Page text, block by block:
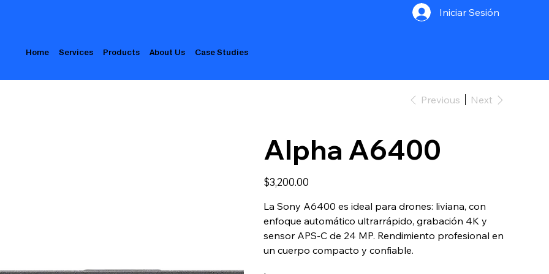
Home Services Products About Us Case Studies
Iniciar Sesión
Previous Next
Alpha A6400
Price
$3,200.00
La Sony A6400 es ideal para drones: liviana, con
enfoque automático ultrarrápido, grabación 4K y
sensor APS-C de 24 MP. Rendimiento profesional en
un cuerpo compacto y confiable.